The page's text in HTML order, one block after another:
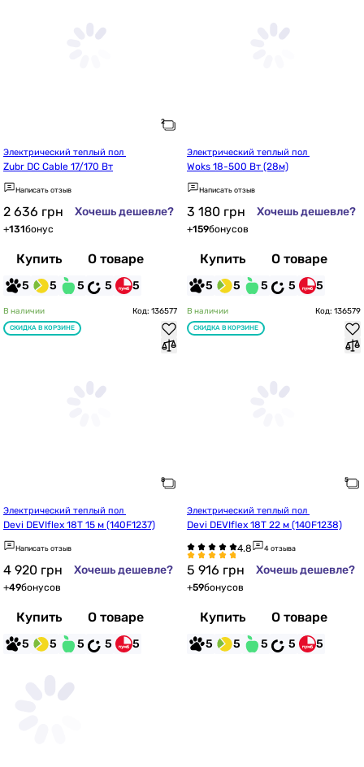
Zubr DC Cable 17/170 Вт
Написать отзыв
2 636 грн Хочешь дешевле?
+131бонус
Купить О товаре
5 5 5 5 5
Woks 18-500 Вт (28м)
Написать отзыв
3 180 грн Хочешь дешевле?
+159бонусов
Купить О товаре
5 5 5 5 5
В наличии Код: 136577
СКИДКА В КОРЗИНЕ
Devi DEVIflex 18T 15 м (140F1237)
Написать отзыв
4 920 грн Хочешь дешевле?
+49бонусов
Купить О товаре
5 5 5 5 5
В наличии Код: 136579
СКИДКА В КОРЗИНЕ
Devi DEVIflex 18T 22 м (140F1238)
4 отзыва
5 916 грн Хочешь дешевле?
+59бонусов
Купить О товаре
5 5 5 5 5